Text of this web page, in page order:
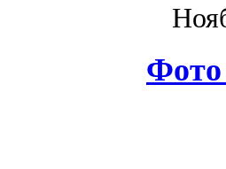
Фото